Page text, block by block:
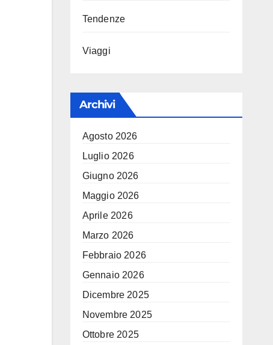
Tendenze
Viaggi
Archivi
Agosto 2026
Luglio 2026
Giugno 2026
Maggio 2026
Aprile 2026
Marzo 2026
Febbraio 2026
Gennaio 2026
Dicembre 2025
Novembre 2025
Ottobre 2025